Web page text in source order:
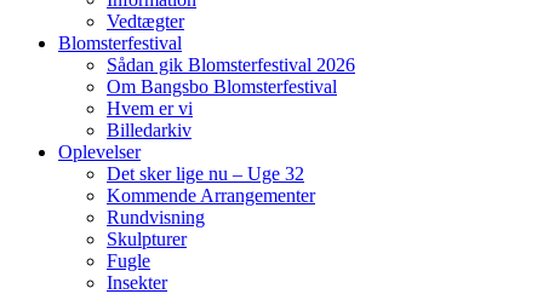
Vedtægter
Blomsterfestival
Sådan gik Blomsterfestival 2026
Om Bangsbo Blomsterfestival
Hvem er vi
Billedarkiv
Oplevelser
Det sker lige nu – Uge 32
Kommende Arrangementer
Rundvisning
Skulpturer
Fugle
Insekter